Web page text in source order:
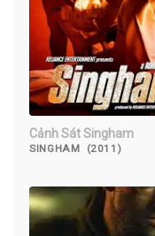
Cảnh Sát Singham
SINGHAM (2011)